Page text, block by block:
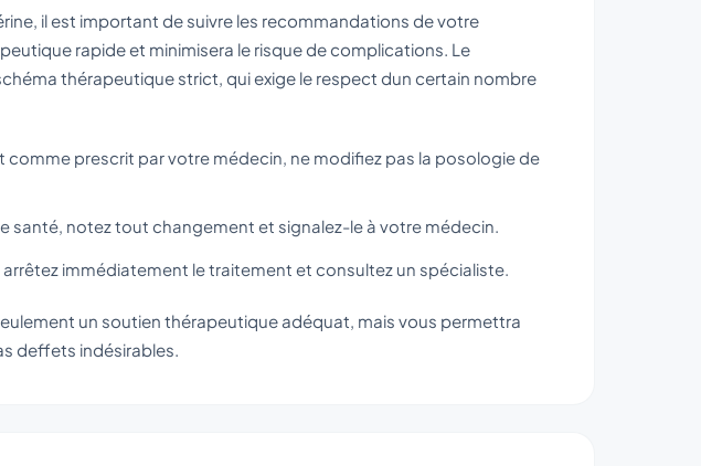
il est important de suivre les recommandations de votre
rapide et minimisera le risque de complications. Le
thérapeutique strict, qui exige le respect dun certain nombre
comme prescrit par votre médecin, ne modifiez pas la posologie de
santé, notez tout changement et signalez-le à votre médecin.
immédiatement le traitement et consultez un spécialiste.
un soutien thérapeutique adéquat, mais vous permettra
deffets indésirables.